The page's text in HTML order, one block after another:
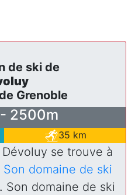
de ski de
Grenoble
2500m
35 km
se trouve à
Son domaine de ski
Son domaine de ski